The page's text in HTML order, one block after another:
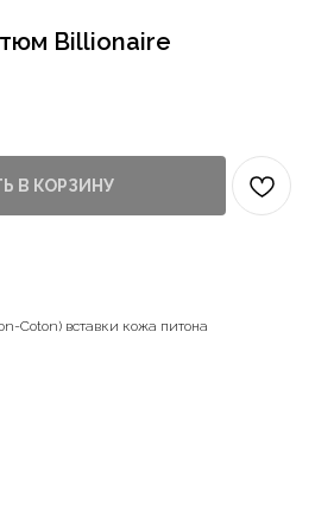
Billionaire
В КОРЗИНУ
Coton) вставки кожа питона